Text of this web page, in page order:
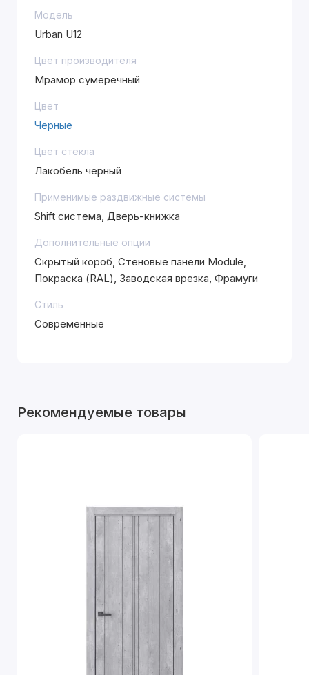
Модель
Urban U12
Цвет производителя
Мрамор сумеречный
Цвет
Черные
Цвет стекла
Лакобель черный
Применимые раздвижные системы
Shift система, Дверь-книжка
Дополнительные опции
Скрытый короб, Стеновые панели Module,
Покраска (RAL), Заводская врезка, Фрамуги
Стиль
Современные
Рекомендуемые товары